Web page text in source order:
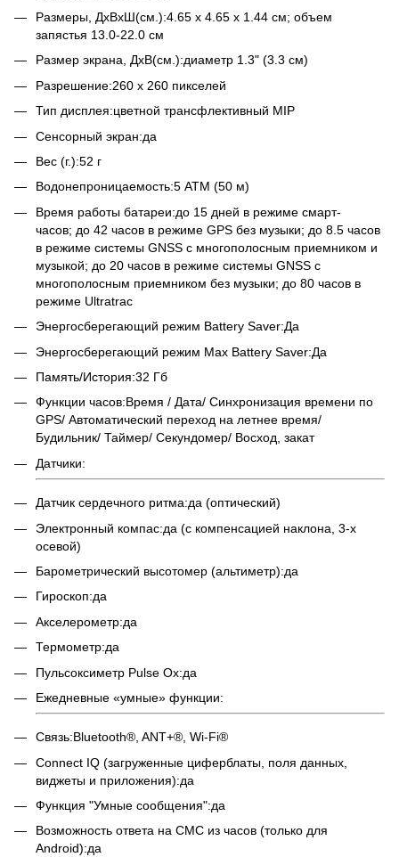
Размеры, ДxВxШ(см.):4.65 x 4.65 x 1.44 см; объем
запястья 13.0-22.0 см
Размер экрана, ДxВ(см.):диаметр 1.3" (3.3 см)
Разрешение:260 x 260 пикселей
Тип дисплея:цветной трансфлективный MIP
Сенсорный экран:да
Вес (г.):52 г
Водонепроницаемость:5 ATM (50 м)
Время работы батареи:до 15 дней в режиме смарт-
часов; до 42 часов в режиме GPS без музыки; до 8.5 часов
в режиме системы GNSS с многополосным приемником и
музыкой; до 20 часов в режиме системы GNSS с
многополосным приемником без музыки; до 80 часов в
режиме Ultratrac
Энергосберегающий режим Battery Saver:Да
Энергосберегающий режим Max Battery Saver:Да
Память/История:32 Гб
Функции часов:Время / Дата/ Синхронизация времени по
GPS/ Автоматический переход на летнее время/
Будильник/ Таймер/ Секундомер/ Восход, закат
Датчики:
Датчик сердечного ритма:да (оптический)
Электронный компас:да (с компенсацией наклона, 3-х
осевой)
Барометрический высотомер (альтиметр):да
Гироскоп:да
Акселерометр:да
Термометр:да
Пульсоксиметр Pulse Ox:да
Ежедневные «умные» функции:
Связь:Bluetooth®, ANT+®, Wi-Fi®
Connect IQ (загруженные циферблаты, поля данных,
виджеты и приложения):да
Функция "Умные сообщения":да
Возможность ответа на СМС из часов (только для
Android):да